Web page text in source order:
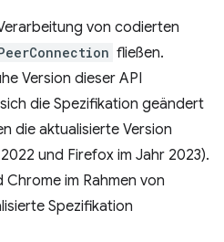
von codierten
fließen.
Version dieser API
die Spezifikation geändert
die aktualisierte Version
und Firefox im Jahr 2023).
im Rahmen von
Spezifikation